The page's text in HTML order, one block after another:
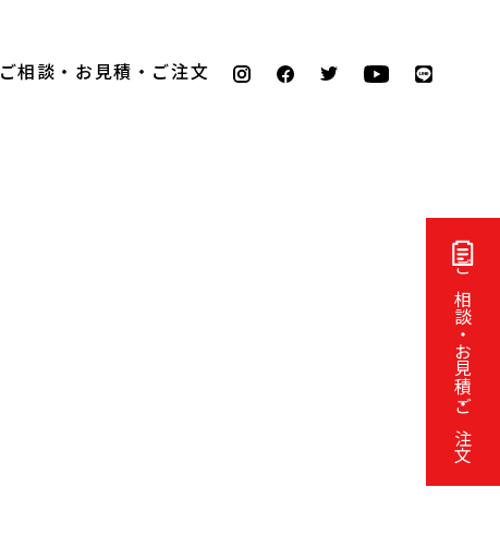
ご相談・お見積・ご注文
ご相談・お見積・ご注文